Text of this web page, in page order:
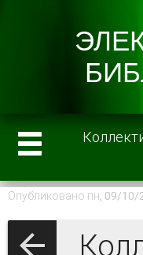
Опубликовано пн, 09/10/